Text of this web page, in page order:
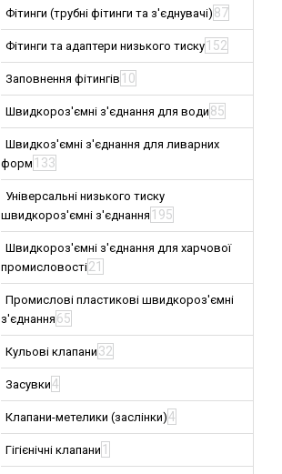
Фітинги (трубні фітинги та з'єднувачі) 87
Фітинги та адаптери низького тиску 152
Заповнення фітингів 10
Швидкороз'ємні з'єднання для води 85
Швидкоз'ємні з'єднання для ливарних
форм 133
Універсальні низького тиску
швидкороз'ємні з'єднання 195
Швидкороз'ємні з'єднання для харчової
промисловості21
Промислові пластикові швидкороз'ємні
з'єднання 65
Кульові клапани 32
Засувки4
Клапани-метелики (заслінки)4
Гігієнічні клапани 1